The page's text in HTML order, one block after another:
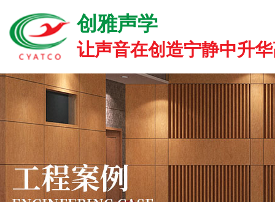
创雅声学
让声音在创造宁静中升华